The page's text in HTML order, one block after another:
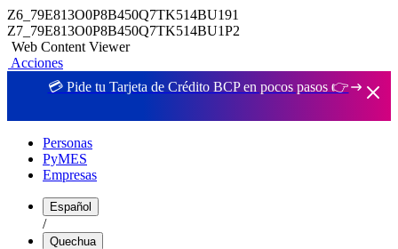
Z6_79E813O0P8B450Q7TK514BU191
Z7_79E813O0P8B450Q7TK514BU1P2
Web Content Viewer
Acciones
💳 Pide tu Tarjeta de Crédito BCP en pocos pasos 👉
Personas
PyMES
Empresas
Español
/
Quechua